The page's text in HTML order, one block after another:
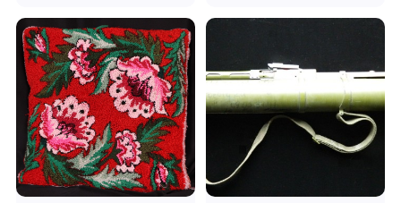
міської ради
міської ради